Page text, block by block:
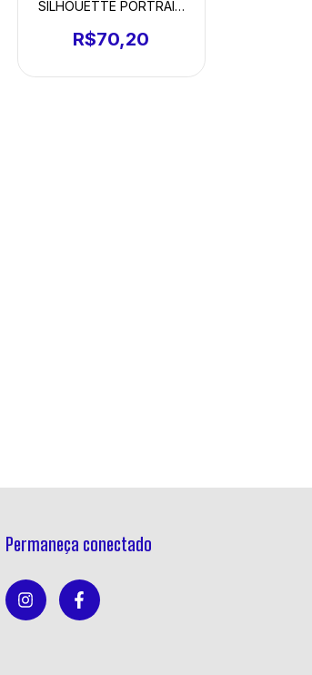
SILHOUETTE PORTRAIT
R$70,20
Permaneça conectado